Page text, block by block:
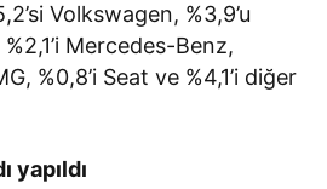
Volkswagen, %3,9’u
Mercedes-Benz,
%0,8’i Seat ve %4,1’i diğer
yapıldı